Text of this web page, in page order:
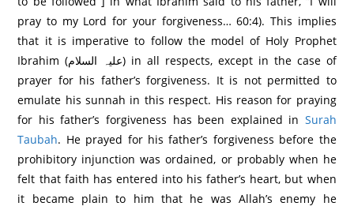
pray to my Lord for your forgiveness… 60:4). This implies
that it is imperative to follow the model of Holy Prophet
Ibrahim (علیہ السلام) in all respects, except in the case of
prayer for his father’s forgiveness. It is not permitted to
emulate his sunnah in this respect. His reason for praying
for his father’s forgiveness has been explained in Surah
Taubah. He prayed for his father’s forgiveness before the
prohibitory injunction was ordained, or probably when he
felt that faith has entered into his father’s heart, but when
it became plain to him that he was Allah’s enemy he